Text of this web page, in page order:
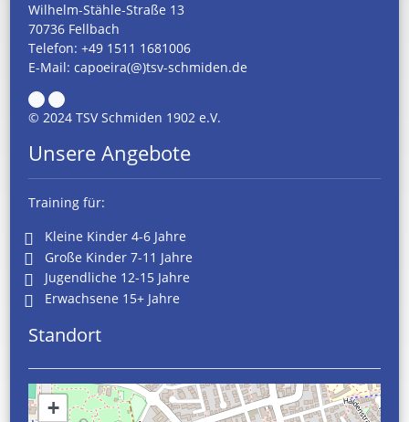
Wilhelm-Stähle-Straße 13
70736 Fellbach
Telefon:+49 1511 1681006
E-Mail:capoeira(@)tsv-schmiden.de
© 2024 TSV Schmiden 1902 e.V.
Unsere Angebote
Training für:
Kleine Kinder 4-6 Jahre
Große Kinder 7-11 Jahre
Jugendliche 12-15 Jahre
Erwachsene 15+ Jahre
Standort
+